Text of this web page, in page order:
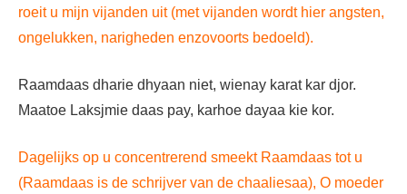
roeit u mijn vijanden uit (met vijanden wordt hier angsten,
ongelukken, narigheden enzovoorts bedoeld).
Raamdaas dharie dhyaan niet, wienay karat kar djor.
Maatoe Laksjmie daas pay, karhoe dayaa kie kor.
Dagelijks op u concentrerend smeekt Raamdaas tot u
(Raamdaas is de schrijver van de chaaliesaa), O moeder